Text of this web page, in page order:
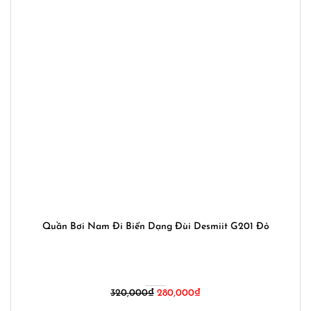
Quần Bơi Nam Đi Biển Dạng Đùi Desmiit G201 Đỏ
320,000₫ Giá
280,000₫Giá